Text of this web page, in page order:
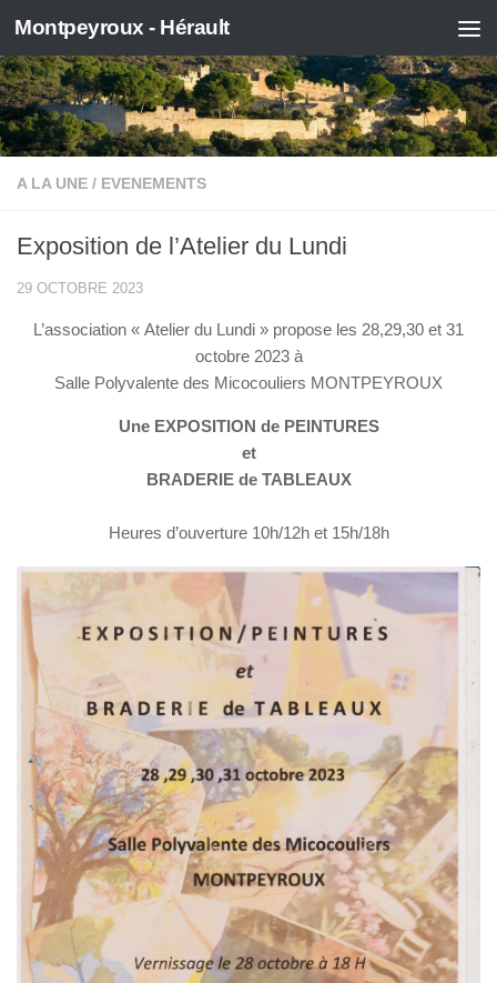
Skip to content
Montpeyroux - Hérault
A LA UNE / EVENEMENTS
Exposition de l’Atelier du Lundi
29 OCTOBRE 2023
L’association « Atelier du Lundi » propose les 28,29,30 et 31
octobre 2023 à
Salle Polyvalente des Micocouliers MONTPEYROUX
Une EXPOSITION de PEINTURES
et
BRADERIE de TABLEAUX
Heures d’ouverture 10h/12h et 15h/18h